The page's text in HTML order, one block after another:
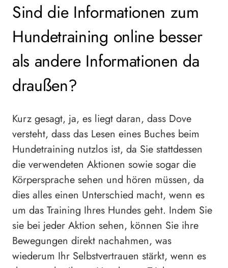
Sind die Informationen zum
Hundetraining online besser
als andere Informationen da
draußen?
Kurz gesagt, ja, es liegt daran, dass Dove
versteht, dass das Lesen eines Buches beim
Hundetraining nutzlos ist, da Sie stattdessen
die verwendeten Aktionen sowie sogar die
Körpersprache sehen und hören müssen, da
dies alles einen Unterschied macht, wenn es
um das Training Ihres Hundes geht. Indem Sie
sie bei jeder Aktion sehen, können Sie ihre
Bewegungen direkt nachahmen, was
wiederum Ihr Selbstvertrauen stärkt, wenn es